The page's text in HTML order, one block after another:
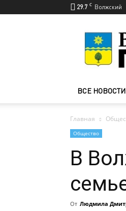
29.7 C Волжский
ВСЕ НОВОСТИ
Главная
Общество
В
От Людмила